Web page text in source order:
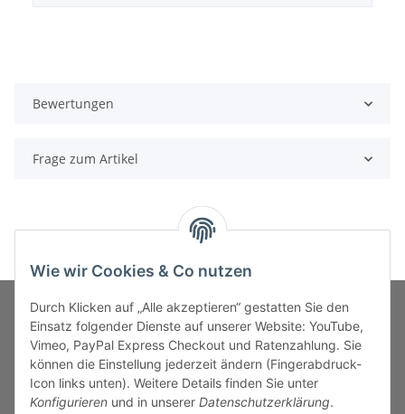
Bewertungen
Frage zum Artikel
MARKENWELT
SERVICE
Wie wir Cookies & Co nutzen
Durch Klicken auf „Alle akzeptieren“ gestatten Sie den
Einsatz folgender Dienste auf unserer Website: YouTube,
Vimeo, PayPal Express Checkout und Ratenzahlung. Sie
können die Einstellung jederzeit ändern (Fingerabdruck-
Icon links unten). Weitere Details finden Sie unter
Konfigurieren und in unserer Datenschutzerklärung.